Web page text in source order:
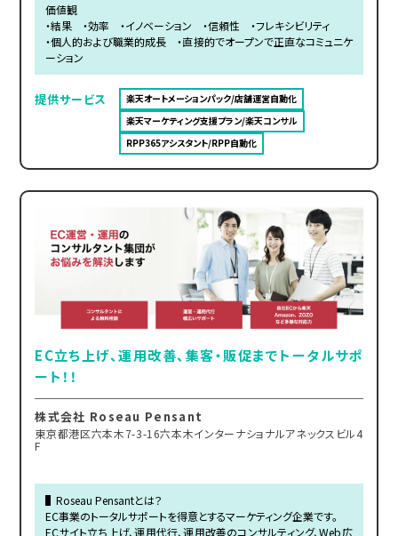
価値観
・結果 ・効率 ・イノベーション ・信頼性 ・フレキシビリティ
・個人的および職業的成長 ・直接的でオープンで正直なコミュニケ
ーション
提供サービス
楽天オートメーションパック/店舗運営自動化
楽天マーケティング支援プラン/楽天コンサル
RPP365アシスタント/RPP自動化
EC立ち上げ、運用改善、集客・販促までトータルサポ
ート！！
株式会社 Roseau Pensant
東京都港区六本木7-3-16六本木インターナショナルアネックスビル4
F
▌Roseau Pensantとは？
EC事業のトータルサポートを得意とするマーケティング企業です。
ECサイト立ち上げ、運用代行、運用改善のコンサルティング、Web広